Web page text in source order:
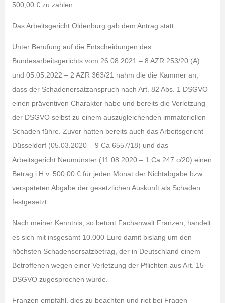
500,00 € zu zahlen.
Das Arbeitsgericht Oldenburg gab dem Antrag statt.
Unter Berufung auf die Entscheidungen des
Bundesarbeitsgerichts vom 26.08.2021 – 8 AZR 253/20 (A)
und 05.05.2022 – 2 AZR 363/21 nahm die die Kammer an,
dass der Schadenersatzanspruch nach Art. 82 Abs. 1 DSGVO
einen präventiven Charakter habe und bereits die Verletzung
der DSGVO selbst zu einem auszugleichenden immateriellen
Schaden führe. Zuvor hatten bereits auch das Arbeitsgericht
Düsseldorf (05.03.2020 – 9 Ca 6557/18) und das
Arbeitsgericht Neumünster (11.08.2020 – 1 Ca 247 c/20) einen
Betrag i.H.v. 500,00 € für jeden Monat der Nichtabgabe bzw.
verspäteten Abgabe der gesetzlichen Auskunft als Schaden
festgesetzt.
Nach meiner Kenntnis, so betont Fachanwalt Franzen, handelt
es sich mit insgesamt 10.000 Euro damit bislang um den
höchsten Schadensersatzbetrag, der in Deutschland einem
Betroffenen wegen einer Verletzung der Pflichten aus Art. 15
DSGVO zugesprochen wurde.
Franzen empfahl, dies zu beachten und riet bei Fragen